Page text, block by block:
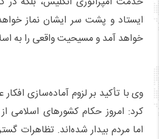
ایستاد و پشت سر ایشان نماز
خواهد آمد و مسیحیت واقعی را به
وی با تأکید بر لزوم آماده‌سازی
کرد: امروز حکام کشورهای اسلامی
اما مردم بیدار شده‌اند. تظاهرات